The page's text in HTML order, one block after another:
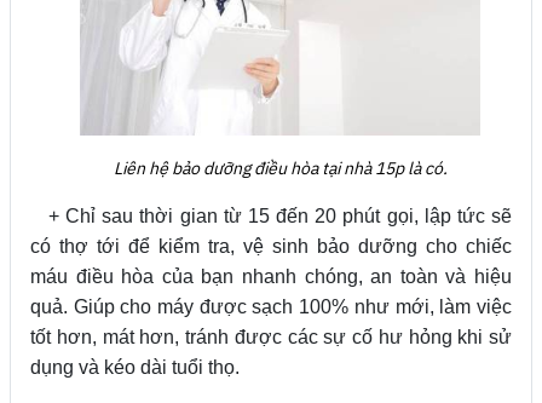
Liên hệ bảo dưỡng điều hòa tại nhà 15p là có.
+ Chỉ sau thời gian từ 15 đến 20 phút gọi, lập tức sẽ
có thợ tới để kiểm tra, vệ sinh bảo dưỡng cho chiếc
máu điều hòa của bạn nhanh chóng, an toàn và hiệu
quả. Giúp cho máy được sạch 100% như mới, làm việc
tốt hơn, mát hơn, tránh được các sự cố hư hỏng khi sử
dụng và kéo dài tuổi thọ.